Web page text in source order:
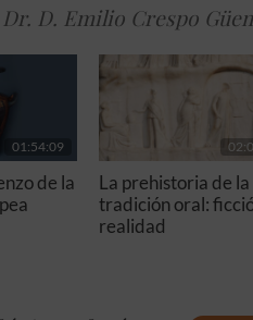
D. Emilio Crespo
01:54:09
de la
La prehistoria de la
tradición oral:
realidad